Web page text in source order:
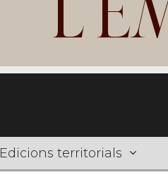
Edicions territorials